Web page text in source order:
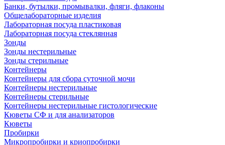
Банки, бутылки, промывалки, фляги, флаконы
Общелабораторные изделия
Лабораторная посуда пластиковая
Лабораторная посуда стеклянная
Зонды
Зонды нестерильные
Зонды стерильные
Контейнеры
Контейнеры для сбора суточной мочи
Контейнеры нестерильные
Контейнеры стерильные
Контейнеры нестерильные гистологические
Кюветы СФ и для анализаторов
Кюветы
Пробирки
Микропробирки и криопробирки